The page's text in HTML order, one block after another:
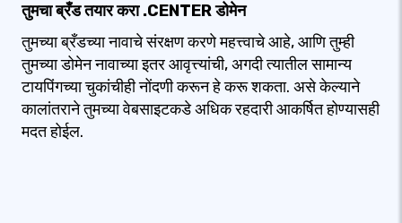
तुमचा ब्रँड तयार करा .CENTER डोमेन
तुमच्या ब्रँडच्या नावाचे संरक्षण करणे महत्त्वाचे आहे, आणि तुम्ही
तुमच्या डोमेन नावाच्या इतर आवृत्त्यांची, अगदी त्यातील सामान्य
टायपिंगच्या चुकांचीही नोंदणी करून हे करू शकता. असे केल्याने
कालांतराने तुमच्या वेबसाइटकडे अधिक रहदारी आकर्षित होण्यासही
मदत होईल.